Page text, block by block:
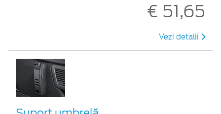
€ 51,65
Vezi detalii